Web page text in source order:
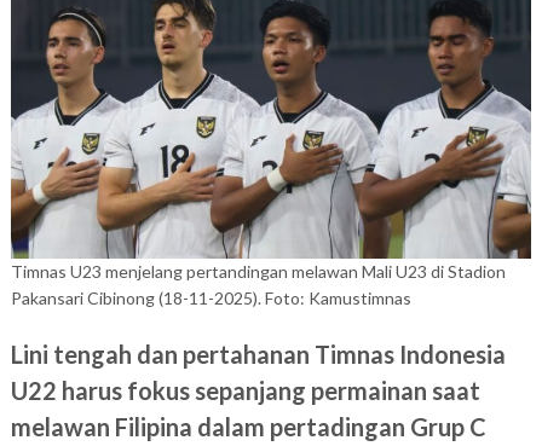
Timnas U23 menjelang pertandingan melawan Mali U23 di Stadion
Pakansari Cibinong (18-11-2025). Foto: Kamustimnas
Lini tengah dan pertahanan Timnas Indonesia
U22 harus fokus sepanjang permainan saat
melawan Filipina dalam pertadingan Grup C